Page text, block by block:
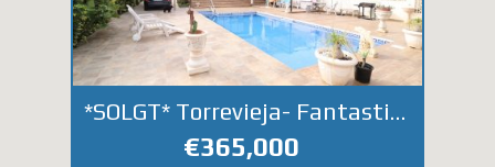
*SOLGT* Torrevieja- Fantastisk tomannsbolig i Los Balcones. 2 boenheter. Herlig hage med basseng.
€365,000